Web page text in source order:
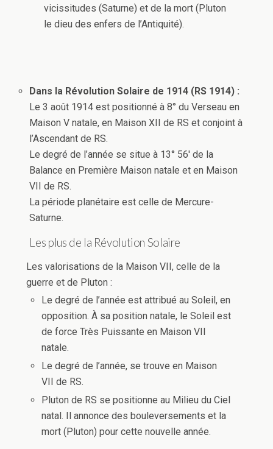
vicissitudes (Saturne) et de la mort (Pluton
le dieu des enfers de l’Antiquité).
Dans la Révolution Solaire de 1914 (RS 1914) :
Le 3 août 1914 est positionné à 8° du Verseau en
Maison V natale, en Maison XII de RS et conjoint à
l’Ascendant de RS.
Le degré de l’année se situe à 13° 56′ de la
Balance en Première Maison natale et en Maison
VII de RS.
La période planétaire est celle de Mercure-
Saturne.
Les plus de la Révolution Solaire
Les valorisations de la Maison VII, celle de la
guerre et de Pluton :
Le degré de l’année est attribué au Soleil, en
opposition. À sa position natale, le Soleil est
de force Très Puissante en Maison VII
natale.
Le degré de l’année, se trouve en Maison
VII de RS.
Pluton de RS se positionne au Milieu du Ciel
natal. Il annonce des bouleversements et la
mort (Pluton) pour cette nouvelle année.